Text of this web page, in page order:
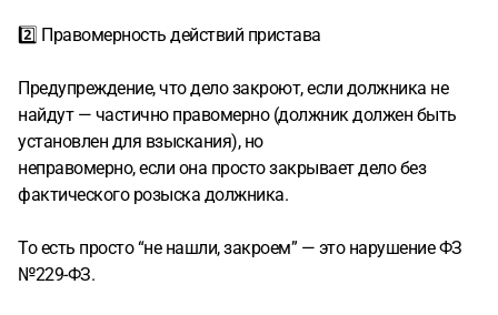
2️⃣ Правомерность действий пристава
Предупреждение, что дело закроют, если должника не
найдут — частично правомерно (должник должен быть
установлен для взыскания), но
неправомерно, если она просто закрывает дело без
фактического розыска должника.
То есть просто “не нашли, закроем” — это нарушение ФЗ
№229-ФЗ.